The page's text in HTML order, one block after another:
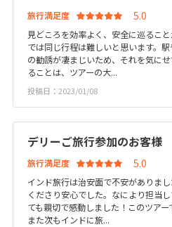
旅行満足度
見どころを効率よく、安全に巡るこ
では同じ行程は難しいと思います。
の勧誘が凄まじいため、それを気に
ることは、ツアーの大...
投稿日：2023/01/08
デリーご旅行参加のお客様
旅行満足度
インド旅行は治安面で不安がありま
くださり安心でした。なにより担当
ても親切で感動しました！このツアー
また次もインドに旅...
16
17 18
23
24 25 26
30
5
1 2 3
7
8 9
14
15 16 17
21
22 23 24